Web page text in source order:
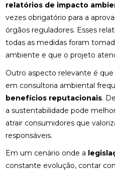
relatórios de impacto
vezes obrigatório para a
órgãos reguladores. Esses
todas as medidas foram
ambiente e que o projeto
Outro aspecto relevante é
em consultoria ambiental
benefícios reputacionais.
a sustentabilidade pode
atrair consumidores que
responsáveis.
Em um cenário onde a
constante evolução, contar